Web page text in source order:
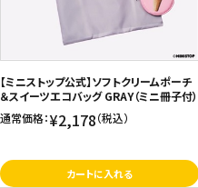
【ミニストップ公式】ソフトクリームポーチ
＆スイーツエコバッグ GRAY（ミニ冊子付）
通常価格：¥2,178（税込）
カートに入れる